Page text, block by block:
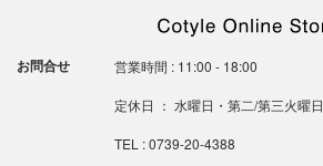
お問合せ 営業時間 : 11:00 - 18:00
定休日 ： 水曜日・第二/第三火曜日
TEL : 0739-20-4388